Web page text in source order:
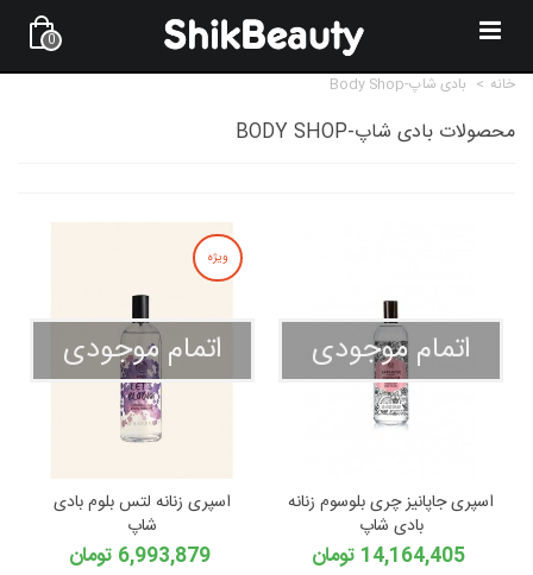
0
خانه > بادی شاپ-Body Shop
محصولات بادی شاپ-BODY SHOP
اتمام موجودی
اسپری جاپانیز چری بلوسوم زنانه
بادی شاپ
14,164,405 تومان
ویژه
اتمام موجودی
اسپری زنانه لتس بلوم بادی
شاپ
6,993,879 تومان